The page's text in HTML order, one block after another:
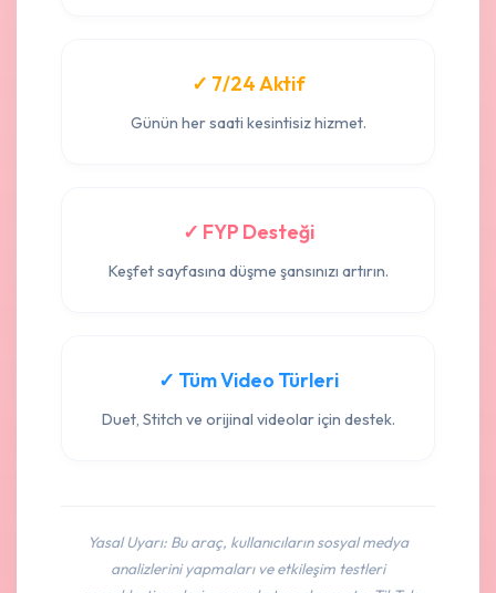
✓ 7/24 Aktif
Günün her saati kesintisiz hizmet.
✓ FYP Desteği
Keşfet sayfasına düşme şansınızı artırın.
✓ Tüm Video Türleri
Duet, Stitch ve orijinal videolar için destek.
Yasal Uyarı: Bu araç, kullanıcıların sosyal medya
analizlerini yapmaları ve etkileşim testleri